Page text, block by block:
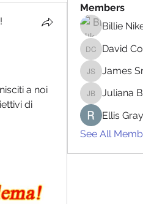
Рекомендовано
a noi
di
Members
Billie
David
David
James Smith
James
Juliana Bryant
Juliana
Ellis Gray
See All